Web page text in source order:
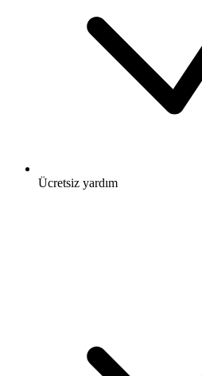
Ücretsiz yardım